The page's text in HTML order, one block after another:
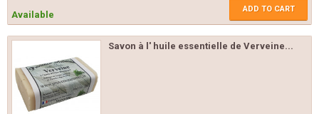
Available
ADD TO CART
Savon à l' huile essentielle de Verveine...